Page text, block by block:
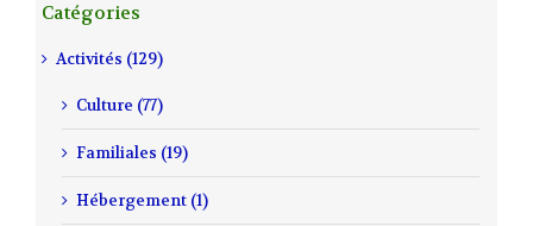
Catégories
Activités (129)
Culture (77)
Familiales (19)
Hébergement (1)